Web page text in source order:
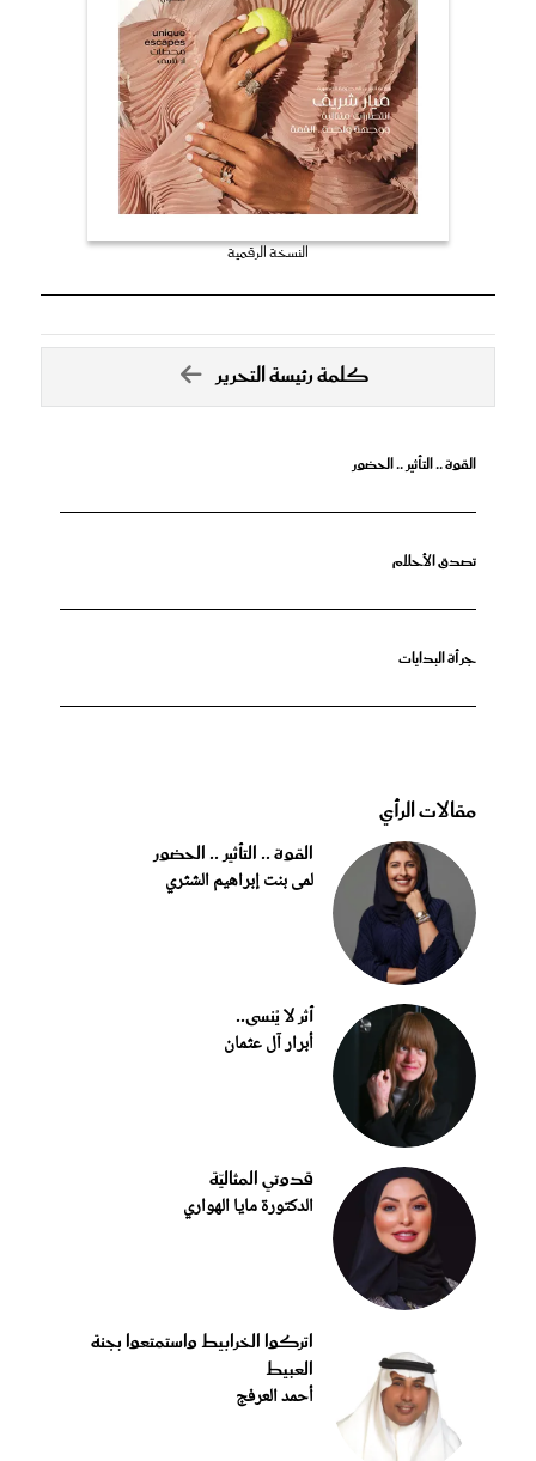
النسخة الرقمية
كلمة رئيسة التحرير
القوة .. التأثير .. الحضور
تصدق الأحلام
جرأة البدايات
مقالات الرأي
القوة .. التأثير .. الحضور
لمى بنت إبراهيم الشثري
أثر لا يُنسى..
أبرار آل عثمان
قدوتي المثاليّة
الدكتورة مايا الهواري
اتركوا الخرابيط واستمتعوا بجنة
العبيط
أحمد العرفج